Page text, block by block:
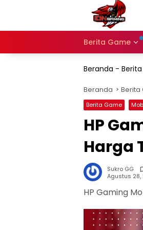
Berita Game
Beranda -
Beranda Berita
Berita Game
HP
Harga
Sukro GG
Agustus 28,
HP Gaming